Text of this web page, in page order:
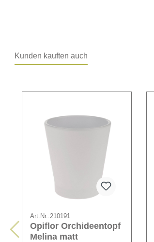
Kunden kauften auch
Art.Nr.:210191
Opiflor Orchideentopf
Melina matt